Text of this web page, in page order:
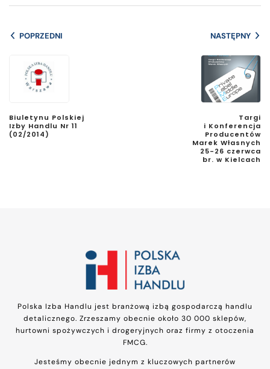
POPRZEDNI
Biuletynu Polskiej
Izby Handlu Nr 11
(02/2014)
NASTĘPNY
Targi
i Konferencja
Producentów
Marek Własnych
25-26 czerwca
br. w Kielcach
Polska Izba Handlu jest branżową izbą gospodarczą handlu
detalicznego. Zrzeszamy obecnie około 30 000 sklepów,
hurtowni spożywczych i drogeryjnych oraz firmy z otoczenia
FMCG.
Jesteśmy obecnie jednym z kluczowych partnerów